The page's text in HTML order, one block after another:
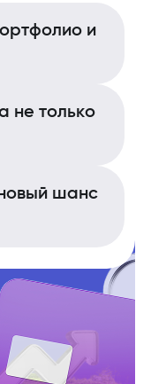
и
не только
шанс